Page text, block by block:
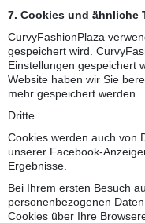
7. Cookies und ähnliche
CurvyFashionPlaza
gespeichert wird.
Einstellungen gespeichert
Website haben wir Sie
mehr gespeichert werden.
Dritte
Cookies werden auch von
unserer Facebook-
Ergebnisse.
Bei Ihrem ersten Besuch
personenbezogenen
Cookies über Ihre